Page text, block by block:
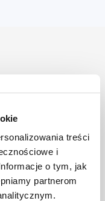
treści
i
o tym, jak
partnerom